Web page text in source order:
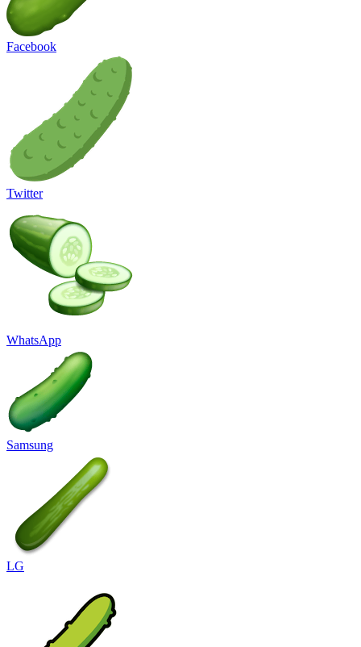
Facebook
Twitter
WhatsApp
Samsung
LG